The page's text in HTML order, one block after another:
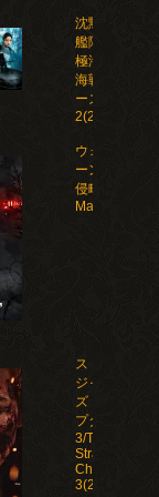
沈黙の
艦隊 北
極海大
海戦 シ
ーズン
2(2026)
ウォー・マシ
ーン: 未知な
侵略者/War
ストレン
ジャー
ズ：チャ
プター
3/The
Strangers:
Chapter
3(2026)